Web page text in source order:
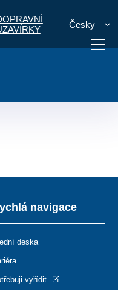
Česky
navigace
deska
vyřídit